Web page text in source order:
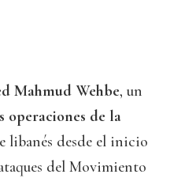
Mahmud Wehbe, un
operaciones de la
libanés desde el inicio
del Movimiento